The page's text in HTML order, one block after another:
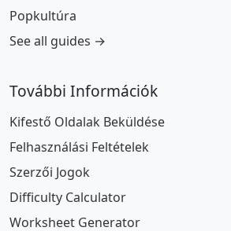
Popkultúra
See all guides →
További Információk
Kifestő Oldalak Beküldése
Felhasználási Feltételek
Szerzői Jogok
Difficulty Calculator
Worksheet Generator